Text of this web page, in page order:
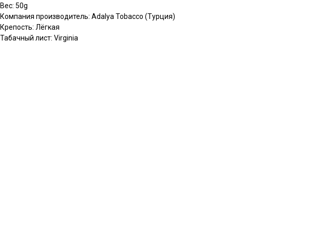
Вес: 50g
Компания производитель: Adalya Tobacco (Турция)
Крепость: Лёгкая
Табачный лист: Virginia